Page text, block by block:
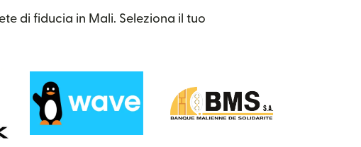
di fiducia in Mali. Seleziona il tuo